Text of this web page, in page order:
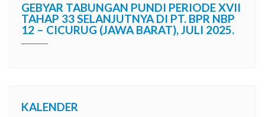
GEBYAR TABUNGAN PUNDI PERIODE XVII
TAHAP 33 SELANJUTNYA DI PT. BPR NBP
12 – CICURUG (JAWA BARAT), JULI 2025.
KALENDER